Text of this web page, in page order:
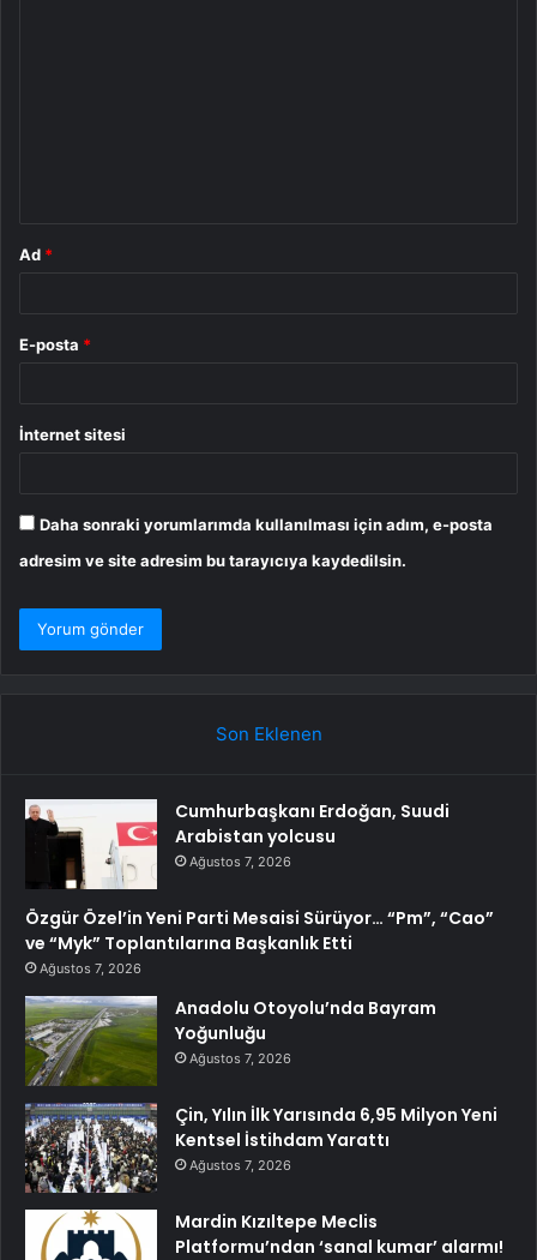
Ad *
E-posta *
İnternet sitesi
Daha sonraki yorumlarımda kullanılması için adım, e-posta
adresim ve site adresim bu tarayıcıya kaydedilsin.
Son Eklenen
Cumhurbaşkanı Erdoğan, Suudi
Arabistan yolcusu
Ağustos 7, 2026
Özgür Özel’in Yeni Parti Mesaisi Sürüyor… “Pm”, “Cao”
ve “Myk” Toplantılarına Başkanlık Etti
Ağustos 7, 2026
Anadolu Otoyolu’nda Bayram
Yoğunluğu
Ağustos 7, 2026
Çin, Yılın İlk Yarısında 6,95 Milyon Yeni
Kentsel İstihdam Yarattı
Ağustos 7, 2026
Mardin Kızıltepe Meclis
Platformu’ndan ‘sanal kumar’ alarmı!